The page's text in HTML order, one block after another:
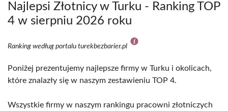
Najlepsi Złotnicy w Turku - Ranking TOP
4 w sierpniu 2026 roku
Ranking według portalu turekbezbarier.pl
Poniżej prezentujemy najlepsze firmy w Turku i okolicach,
które znalazły się w naszym zestawieniu TOP 4.
Wszystkie firmy w naszym rankingu pracowni złotniczych